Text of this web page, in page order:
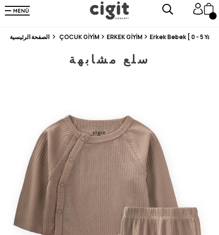
En Uygun Fiyat Garantisi !
300₺ ve Üzeri Alışverişlerde Kargo Ücretsiz !
Koşulsuz Şartsız İade İmkanı
ÇOCUK GİYİM ERKEK GİYİM Erkek Bebek [ 0 - 5 Yaş ]
سلع مشابهة